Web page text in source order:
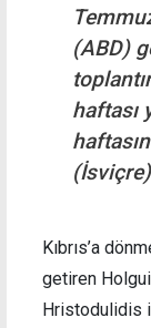
(ABD)
haftası
Kıbrıs’a
getiren
Hristodulidis